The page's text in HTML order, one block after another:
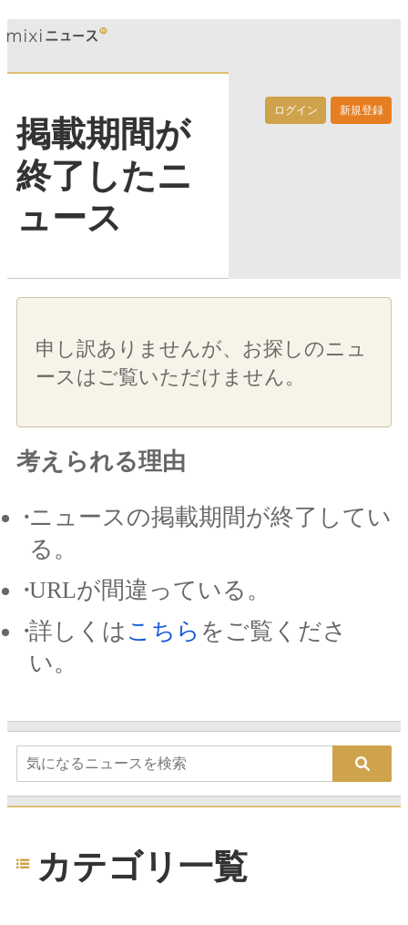
ログイン 新規登録
掲載期間が
終了したニ
ュース
申し訳ありませんが、お探しのニュ
ースはご覧いただけません。
考えられる理由
ニュースの掲載期間が終了してい
る。
URLが間違っている。
詳しくは こちら をご覧くださ
い。
カテゴリ一覧